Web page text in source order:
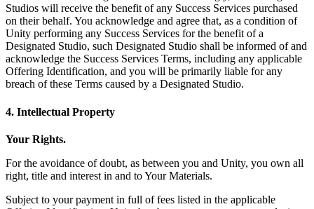
Studios will receive the benefit of any Success Services purchased
on their behalf. You acknowledge and agree that, as a condition of
Unity performing any Success Services for the benefit of a
Designated Studio, such Designated Studio shall be informed of and
acknowledge the Success Services Terms, including any applicable
Offering Identification, and you will be primarily liable for any
breach of these Terms caused by a Designated Studio.
4. Intellectual Property
Your Rights.
For the avoidance of doubt, as between you and Unity, you own all
right, title and interest in and to Your Materials.
Subject to your payment in full of fees listed in the applicable